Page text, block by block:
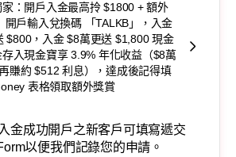
家：開戶入金最高拎 $1800 + 額外
開戶輸入兌換碼 「TALKB」，入金
$800，入金 $8萬更送 $1,800 現金
入現金寶享 3.9% 年化收益（$8萬
賺約 $512 利息），達成後記得填
表格領取額外獎賞
金成功開戶之新客戶可填寫遞交
以便我們記錄您的申請。